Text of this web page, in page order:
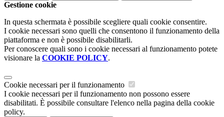
Gestione cookie
In questa schermata è possibile scegliere quali cookie consentire.
I cookie necessari sono quelli che consentono il funzionamento della
piattaforma e non è possibile disabilitarli.
Per conoscere quali sono i cookie necessari al funzionamento potete
visionare la COOKIE POLICY.
Cookie necessari per il funzionamento
I cookie necessari per il funzionamento non possono essere
disabilitati. È possibile consultare l'elenco nella pagina della cookie
policy.